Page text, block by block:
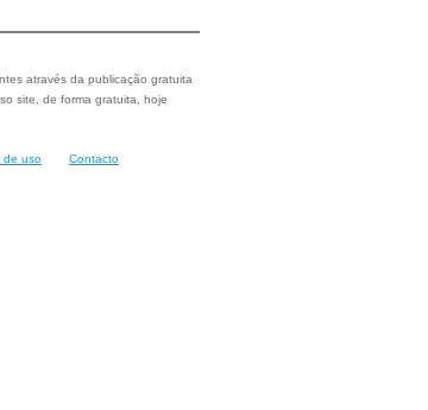
através da publicação gratuita
site, de forma gratuita, hoje
de uso Contacto